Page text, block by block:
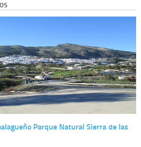
Parque Natural Sierra de las